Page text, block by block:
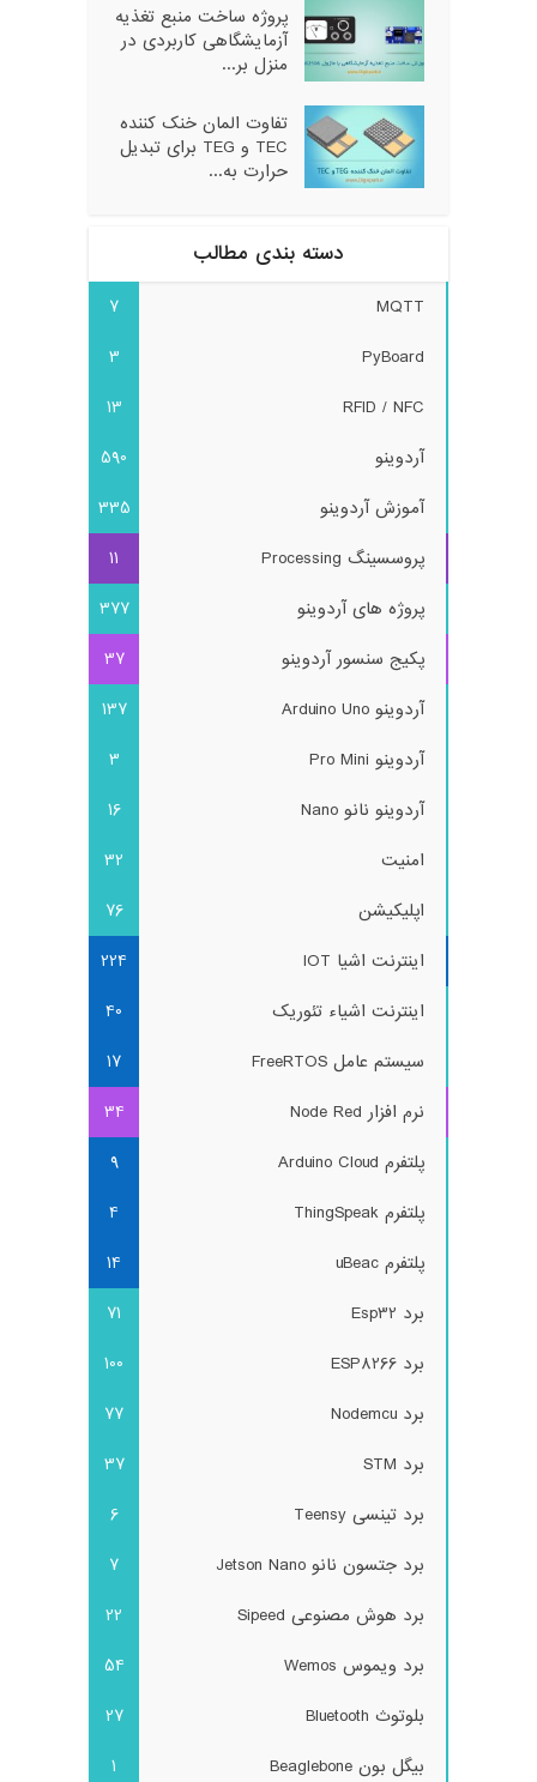
پروژه ساخت منبع تغذیه
آزمایشگاهی کاربردی در
منزل بر...
تفاوت المان خنک کننده
TEC و TEG برای تبدیل
حرارت به...
دسته بندی مطالب
MQTT
7
PyBoard
3
RFID / NFC
13
آردوینو
590
آموزش آردوینو
335
پروسسینگ Processing
11
پروژه های آردوینو
377
پکیج سنسور آردوینو
37
آردوینو Arduino Uno
137
آردوینو Pro Mini
3
آردوینو نانو Nano
16
امنیت
32
اپلیکیشن
76
اینترنت اشیا IOT
224
اینترنت اشیاء تئوریک
40
سیستم عامل FreeRTOS
17
نرم افزار Node Red
34
پلتفرم Arduino Cloud
9
پلتفرم ThingSpeak
4
پلتفرم uBeac
14
برد Esp32
71
برد ESP8266
100
برد Nodemcu
77
برد STM
37
برد تینسی Teensy
6
برد جتسون نانو Jetson Nano
7
برد هوش مصنوعی Sipeed
22
برد ویموس Wemos
54
بلوتوث Bluetooth
27
بیگل بون Beaglebone
1